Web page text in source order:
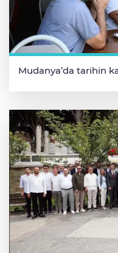
Mudanya’da tarihin